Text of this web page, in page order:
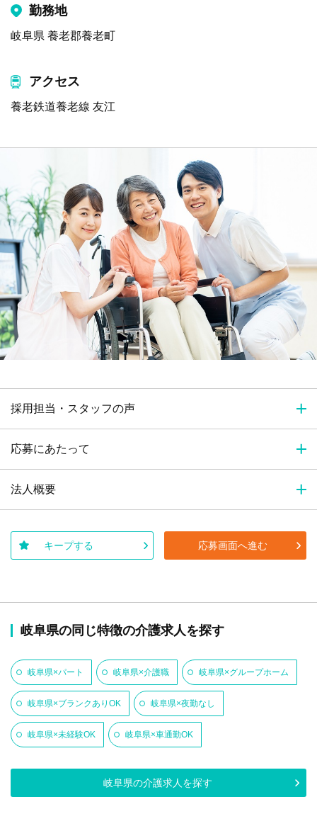
勤務地
岐阜県 養老郡養老町
アクセス
養老鉄道養老線 友江
採用担当・スタッフの声
応募にあたって
法人概要
キープする 応募画面へ進む
岐阜県の同じ特徴の介護求人を探す
岐阜県×パート 岐阜県×介護職 岐阜県×グループホーム
岐阜県×ブランクありOK 岐阜県×夜勤なし
岐阜県×未経験OK 岐阜県×車通勤OK
岐阜県の介護求人を探す